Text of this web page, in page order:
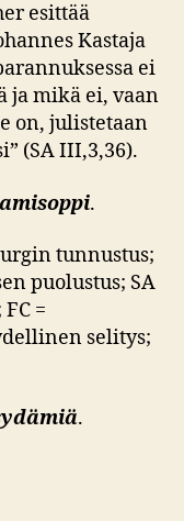
esittää
Kastaja
ei
ja mikä ei, vaan
on, julistetaan
(SA III,3,36).
.
tunnustus;
puolustus; SA
=
selitys;
.